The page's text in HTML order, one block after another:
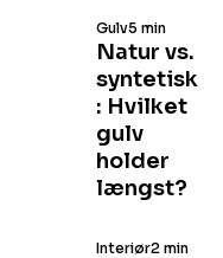
Natur vs.
syntetisk
: Hvilket
gulv
holder
længst?
Gulv5 min
Interiør2 min